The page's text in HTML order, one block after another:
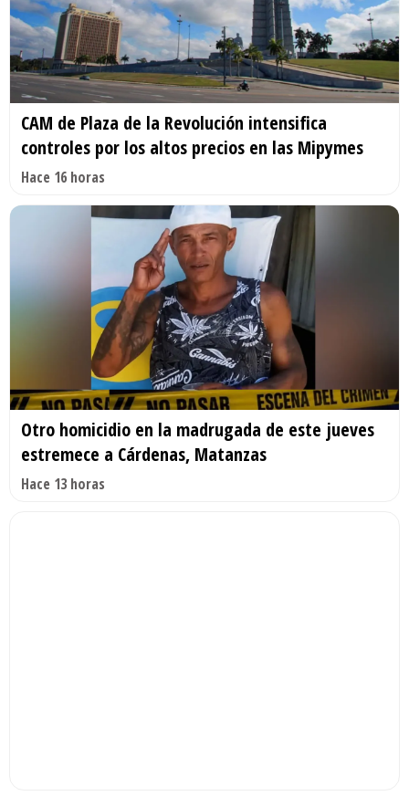
CAM de Plaza de la Revolución intensifica
controles por los altos precios en las Mipymes
Hace 16 horas
Otro homicidio en la madrugada de este jueves
estremece a Cárdenas, Matanzas
Hace 13 horas